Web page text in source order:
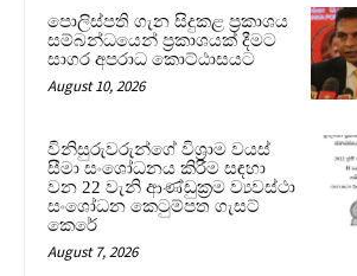
පොලිස්පති ගැන සිදුකළ ප්‍රකාශය
සම්බන්ධයෙන් ප්‍රකාශයක් දීමට
සාගර අපරාධ කොට්ඨාසයට
August 10, 2026
විනිසුරුවරුන්ගේ විශ්‍රාම වයස්
සීමා සංශෝධනය කිරීම සඳහා
වන 22 වැනි ආණ්ඩුක්‍රම ව්‍යවස්ථා
සංශෝධන කෙටුම්පත ගැසට්
කෙරේ
August 7, 2026